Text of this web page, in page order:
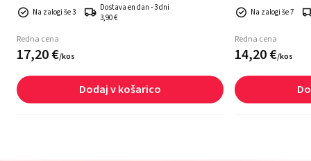
žoge.Na zalogi še 3
Dostava en dan - 3 dni
3,90 €
Redna cena
17,20€/kos
Dodaj v košarico
Na zalogi še 7
Redna cena
14,20€/kos